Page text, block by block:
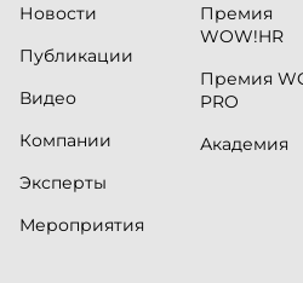
Новости
Публикации
Видео
Компании
Эксперты
Мероприятия
Премия
WOW!HR
Премия
PRO
Академия